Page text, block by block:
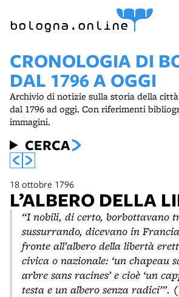
bologna.online
CRONOLOGIA DI
DAL 1796 A OGGI
Archivio di notizie sulla storia della
dal 1796 ad oggi. Con riferimenti
immagini.
CERCA
18 ottobre 1796
L’ALBERO DELLA
“I nobili, di certo, borbottavano
sussurrando, dicevano in
fronte all’albero della libertà
civica o nazionale: ‘un chapeau
arbre sans racines’ e cioè ‘un
testa e un albero senza radici’”.